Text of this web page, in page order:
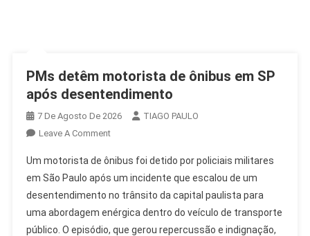
PMs detêm motorista de ônibus em SP
após desentendimento
7 De Agosto De 2026
TIAGO PAULO
Leave A CommentOn
Detêm
Motorista
De
Ônibus
Em
Um motorista de ônibus foi detido por policiais militares
em São Paulo após um incidente que escalou de um
desentendimento no trânsito da capital paulista para
uma abordagem enérgica dentro do veículo de transporte
público. O episódio, que gerou repercussão e indignação,